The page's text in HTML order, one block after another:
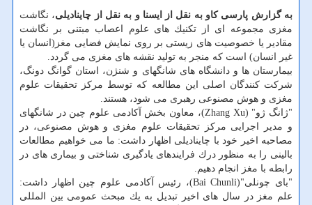
به گزارش پارسی كاو به نقل از ایسنا و به نقل از چاینادیلی، نگاشت
مغزی مجموعه ای از تكنیك های علوم اعصاب مبتنی بر نگاشت
مقادیر یا خصوصیت های زیستی بر روی نمایش فضایی مغز(انسان یا
غیر انسان) است كه منجر به تولید نقشه های مغزی می گردد.
بیمارستان ها و دانشگاه های شانگهای و شنژن، استان گوانگ دونگ،
شركت كنندگان اصلی این مطالعه كه توسط مركز تحقیقات علوم
مغزی و هوش مصنوعی رهبری می شود، هستند.
"ژانگ ژو" (Zhang Xu)، معاون بخش آكادمی علوم چین در شانگهای
و مدیر اجرایی مركز تحقیقات علوم مغزی و هوش مصنوعی، در
مصاحبه اخیر خود با چاینادیلی اظهار داشت: ما می خواهیم مطالعات
بالینی را به منظور درك فرایندهای یادگیری شناختی و بیماری های در
رابطه با مغز انجام دهیم.
"بای چونلی"(Bai Chunli)، رئیس آكادمی علوم چین اظهار داشت:
علم مغز در سال های اخیر تبدیل به یك مبحث عمومی بین المللی